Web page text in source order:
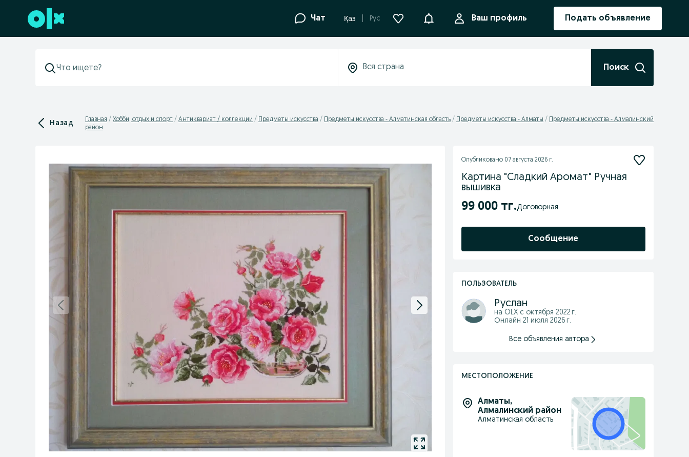
Перейти к нижнему колонтитулу Чат Қаз Рус УведомленияВаш профиль Подать объявление
Поиск
Назад Главная Хобби, отдых и спорт Антиквариат / коллекции Предметы искусства Предметы искусства - Алматинская область Предметы искусства - Алматы
Предметы искусства - Алмалинский
район
Опубликовано 07 августа 2026 г.
Картина "Сладкий Аромат" Ручная
вышивка
99 000 тг. Договорная
Сообщение
ПОЛЬЗОВАТЕЛЬ
Руслан
на OLX с октября 2022 г.
Онлайн 21 июля 2026 г.
Все объявления автора
МЕСТОПОЛОЖЕНИЕ
Алматы,
Алмалинский район
Алматинская область